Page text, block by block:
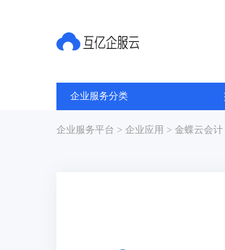
企业服务分类
企业服务平台 > 企业应用 > 金蝶云会计